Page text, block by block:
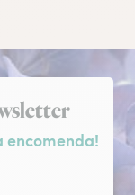
encomenda!